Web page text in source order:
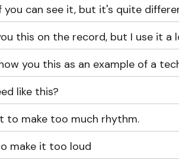
you can see it, but it's quite
this on the record, but I use it a
you this as an example of a
like this?
to make too much rhythm.
make it too loud